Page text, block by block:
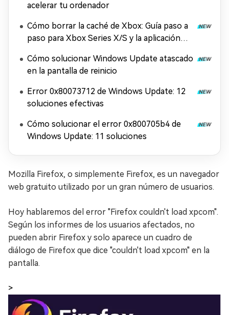
acelerar tu ordenador
Cómo borrar la caché de Xbox: Guía paso a
paso para Xbox Series X/S y la aplicación
Cómo solucionar Windows Update atascado
en la pantalla de reinicio
Error 0x80073712 de Windows Update: 12
soluciones efectivas
Cómo solucionar el error 0x800705b4 de
Windows Update: 11 soluciones
Mozilla Firefox, o simplemente Firefox, es un navegador
web gratuito utilizado por un gran número de usuarios.
Hoy hablaremos del error "Firefox couldn't load xpcom".
Según los informes de los usuarios afectados, no
pueden abrir Firefox y solo aparece un cuadro de
diálogo de Firefox que dice "couldn't load xpcom" en la
pantalla.
>